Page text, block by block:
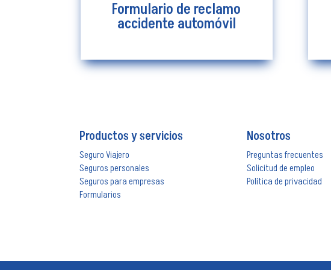
Formulario de reclamo
accidente automóvil
Productos y servicios
Seguro Viajero
Seguros personales
Seguros para empresas
Formularios
Nosotros
Preguntas frecuentes
Solicitud de empleo
Política de privacidad